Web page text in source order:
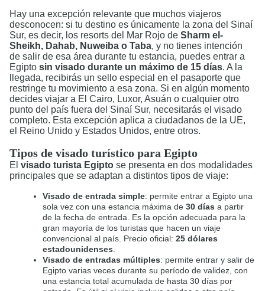
Hay una excepción relevante que muchos viajeros
desconocen: si tu destino es únicamente la zona del Sinaí
Sur, es decir, los resorts del Mar Rojo de Sharm el-
Sheikh, Dahab, Nuweiba o Taba, y no tienes intención
de salir de esa área durante tu estancia, puedes entrar a
Egipto sin visado durante un máximo de 15 días. A la
llegada, recibirás un sello especial en el pasaporte que
restringe tu movimiento a esa zona. Si en algún momento
decides viajar a El Cairo, Luxor, Asuán o cualquier otro
punto del país fuera del Sinaí Sur, necesitarás el visado
completo. Esta excepción aplica a ciudadanos de la UE,
el Reino Unido y Estados Unidos, entre otros.
Tipos de visado turístico para Egipto
El visado turista Egipto se presenta en dos modalidades
principales que se adaptan a distintos tipos de viaje:
Visado de entrada simple: permite entrar a Egipto una
sola vez con una estancia máxima de 30 días a partir
de la fecha de entrada. Es la opción adecuada para la
gran mayoría de los turistas que hacen un viaje
convencional al país. Precio oficial: 25 dólares
estadounidenses.
Visado de entradas múltiples: permite entrar y salir de
Egipto varias veces durante su período de validez, con
una estancia total acumulada de hasta 30 días por